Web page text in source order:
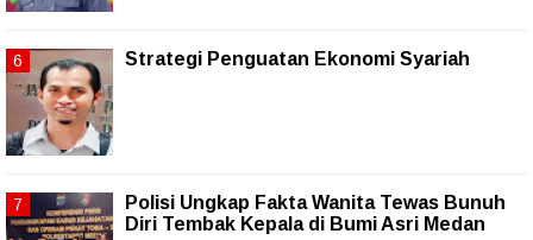
Strategi Penguatan Ekonomi Syariah
Polisi Ungkap Fakta Wanita Tewas Bunuh
Diri Tembak Kepala di Bumi Asri Medan